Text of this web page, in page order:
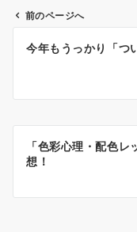
ー
シ
前のページへ
今年もうっかり「つ
「色彩心理・配色
想！